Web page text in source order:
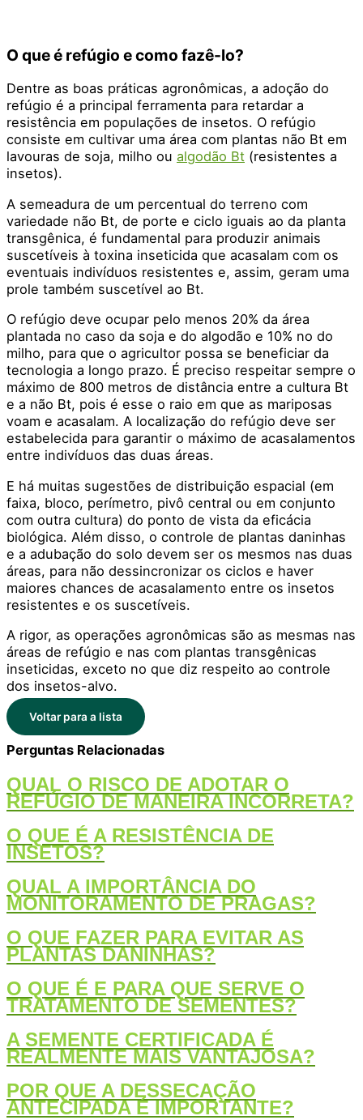
O que é refúgio e como fazê-lo?
Dentre as boas práticas agronômicas, a adoção do
refúgio é a principal ferramenta para retardar a
resistência em populações de insetos. O refúgio
consiste em cultivar uma área com plantas não Bt em
lavouras de soja, milho ou algodão Bt (resistentes a
insetos).
A semeadura de um percentual do terreno com
variedade não Bt, de porte e ciclo iguais ao da planta
transgênica, é fundamental para produzir animais
suscetíveis à toxina inseticida que acasalam com os
eventuais indivíduos resistentes e, assim, geram uma
prole também suscetível ao Bt.
O refúgio deve ocupar pelo menos 20% da área
plantada no caso da soja e do algodão e 10% no do
milho, para que o agricultor possa se beneficiar da
tecnologia a longo prazo. É preciso respeitar sempre o
máximo de 800 metros de distância entre a cultura Bt
e a não Bt, pois é esse o raio em que as mariposas
voam e acasalam. A localização do refúgio deve ser
estabelecida para garantir o máximo de acasalamentos
entre indivíduos das duas áreas.
E há muitas sugestões de distribuição espacial (em
faixa, bloco, perímetro, pivô central ou em conjunto
com outra cultura) do ponto de vista da eficácia
biológica. Além disso, o controle de plantas daninhas
e a adubação do solo devem ser os mesmos nas duas
áreas, para não dessincronizar os ciclos e haver
maiores chances de acasalamento entre os insetos
resistentes e os suscetíveis.
A rigor, as operações agronômicas são as mesmas nas
áreas de refúgio e nas com plantas transgênicas
inseticidas, exceto no que diz respeito ao controle
dos insetos-alvo.
Voltar para a lista
Perguntas Relacionadas
QUAL O RISCO DE ADOTAR O
REFÚGIO DE MANEIRA INCORRETA?
O QUE É A RESISTÊNCIA DE
INSETOS?
QUAL A IMPORTÂNCIA DO
MONITORAMENTO DE PRAGAS?
O QUE FAZER PARA EVITAR AS
PLANTAS DANINHAS?
O QUE É E PARA QUE SERVE O
TRATAMENTO DE SEMENTES?
A SEMENTE CERTIFICADA É
REALMENTE MAIS VANTAJOSA?
POR QUE A DESSECAÇÃO
ANTECIPADA É IMPORTANTE?